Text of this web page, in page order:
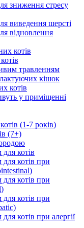
зниження стресу
виведення шерсті
відновлення
котів
травленням
кішок
котів
у приміщенні
(1-7 років)
(7+)
котів
котів при
котів при
котів при
котів при алергії